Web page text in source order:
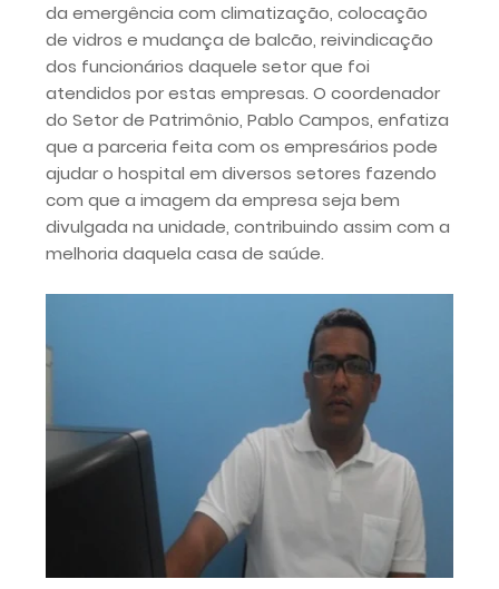
da emergência com climatização, colocação
de vidros e mudança de balcão, reivindicação
dos funcionários daquele setor que foi
atendidos por estas empresas. O coordenador
do Setor de Patrimônio, Pablo Campos, enfatiza
que a parceria feita com os empresários pode
ajudar o hospital em diversos setores fazendo
com que a imagem da empresa seja bem
divulgada na unidade, contribuindo assim com a
melhoria daquela casa de saúde.